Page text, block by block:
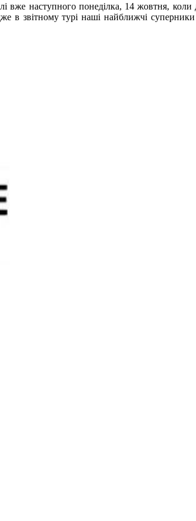
наступного понеділка, 14 жовтня, коли
в звітному турі наші найближчі